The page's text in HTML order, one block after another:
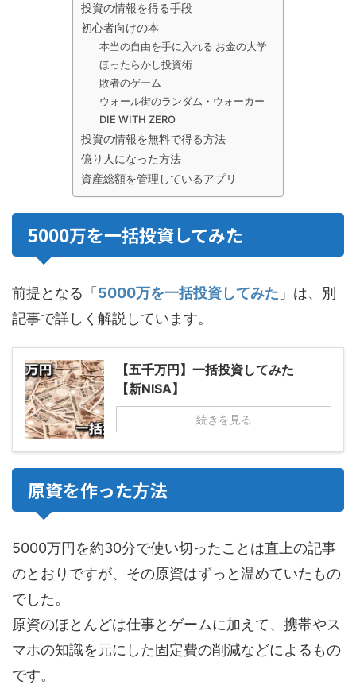
投資の情報を得る手段
初心者向けの本
本当の自由を手に入れる お金の大学
ほったらかし投資術
敗者のゲーム
ウォール街のランダム・ウォーカー
DIE WITH ZERO
投資の情報を無料で得る方法
億り人になった方法
資産総額を管理しているアプリ
5000万を一括投資してみた
前提となる「 5000万を一括投資してみた 」は、別
記事で詳しく解説しています。
【五千万円】一括投資してみた
【新NISA】
続きを見る
原資を作った方法
5000万円を約30分で使い切ったことは直上の記事
のとおりですが、その原資はずっと温めていたもの
でした。
原資のほとんどは仕事とゲームに加えて、携帯やス
マホの知識を元にした固定費の削減などによるもの
です。